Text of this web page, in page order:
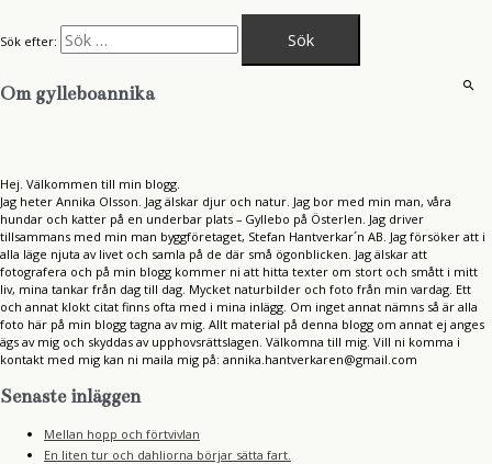
Sök efter:
Om gylleboannika
Hej. Välkommen till min blogg.
Jag heter Annika Olsson. Jag älskar djur och natur. Jag bor med min man, våra
hundar och katter på en underbar plats – Gyllebo på Österlen. Jag driver
tillsammans med min man byggföretaget, Stefan Hantverkar´n AB. Jag försöker att i
alla läge njuta av livet och samla på de där små ögonblicken. Jag älskar att
fotografera och på min blogg kommer ni att hitta texter om stort och smått i mitt
liv, mina tankar från dag till dag. Mycket naturbilder och foto från min vardag. Ett
och annat klokt citat finns ofta med i mina inlägg. Om inget annat nämns så är alla
foto här på min blogg tagna av mig. Allt material på denna blogg om annat ej anges
ägs av mig och skyddas av upphovsrättslagen. Välkomna till mig. Vill ni komma i
kontakt med mig kan ni maila mig på: annika.hantverkaren@gmail.com
Senaste inläggen
Mellan hopp och förtvivlan
En liten tur och dahliorna börjar sätta fart.